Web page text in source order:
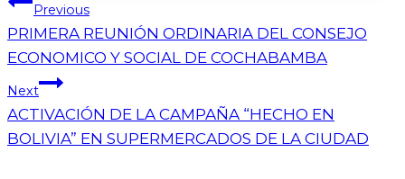
Previous
PRIMERA REUNIÓN ORDINARIA DEL CONSEJO
ECONOMICO Y SOCIAL DE COCHABAMBA
Next
ACTIVACIÓN DE LA CAMPAÑA “HECHO EN
BOLIVIA” EN SUPERMERCADOS DE LA CIUDAD